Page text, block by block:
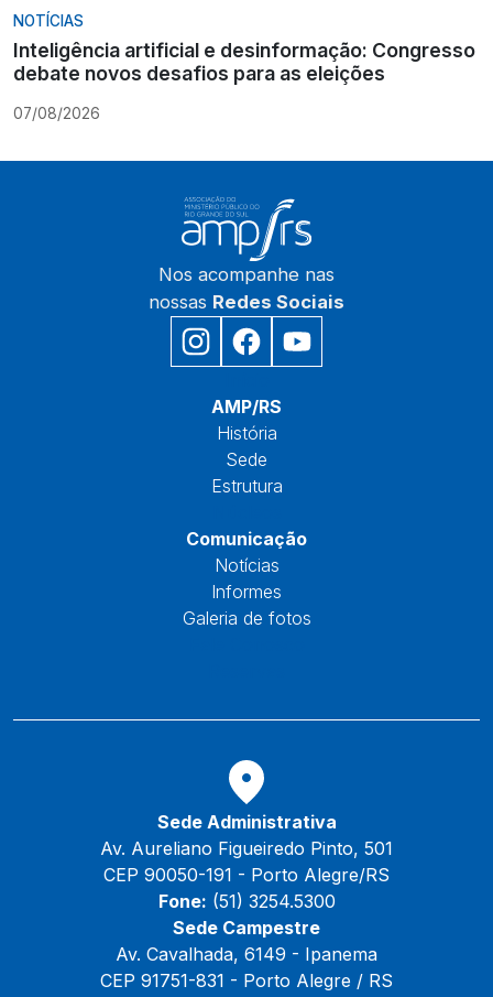
NOTÍCIAS
Inteligência artificial e desinformação: Congresso
debate novos desafios para as eleições
07/08/2026
Nos acompanhe nas
nossas Redes Sociais
AMP/RS
História
Sede
Estrutura
Comunicação
Notícias
Informes
Galeria de fotos
Sede Administrativa
Av. Aureliano Figueiredo Pinto, 501
CEP 90050-191 - Porto Alegre/RS
Fone: (51) 3254.5300
Sede Campestre
Av. Cavalhada, 6149 - Ipanema
CEP 91751-831 - Porto Alegre / RS